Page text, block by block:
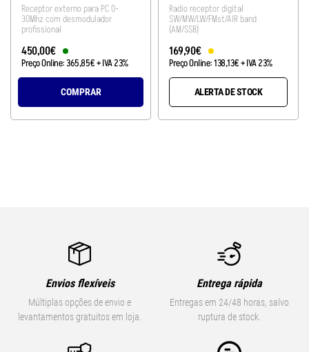
Receptor externo para PC 0-
30Mhz com desmodulador
profissional
450,00€
Preço Online:365,85€+ IVA 23%
COMPRAR
Radio receptor digital
SW/MW/LW/FMst/AIR band
(AM/SSB)
169,90€
Preço Online:138,13€+ IVA 23%
ALERTA DE STOCK
Envios flexíveis
Múltiplas opções de envio e
levantamentos gratuitos em loja.
Entrega rápida
Entregas em 24/48 horas, salvo
ruptura de stock.